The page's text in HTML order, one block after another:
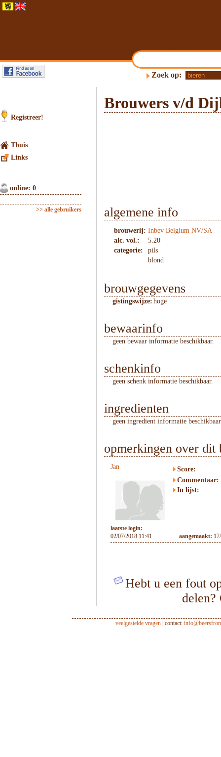
Zoek op:
Registreer!
Thuis
Links
online: 0
>> alle gebruikers
Brouwers v/d
algemene info
brouwerij: Inbev Belgium NV/SA
alc. vol.:
5.20
categorie:
pils
blond
brouwgegevens
gistingswijze: hoge
bewaarinfo
geen bewaar informatie beschikbaar.
schenkinfo
geen schenk informatie beschikbaar.
ingredienten
geen ingredient informatie
opmerkingen over dit
Jan
Score:
Commentaar:
In lijst:
laatste login:
02/07/2018 11:41
aangemaakt:
Hebt u een fout
veelgestelde vragen| contact: